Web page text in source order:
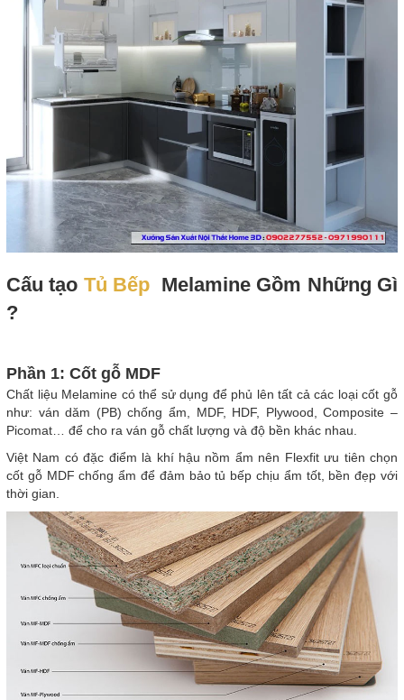
Cấu tạo Tủ Bếp Melamine Gồm Những Gì
?
Phần 1: Cốt gỗ MDF
Chất liệu Melamine có thể sử dụng để phủ lên tất cả các loại cốt gỗ
như: ván dăm (PB) chống ẩm, MDF, HDF, Plywood, Composite –
Picomat… để cho ra ván gỗ chất lượng và độ bền khác nhau.
Việt Nam có đặc điểm là khí hậu nồm ẩm nên Flexfit ưu tiên chọn
cốt gỗ MDF chống ẩm để đảm bảo tủ bếp chịu ẩm tốt, bền đẹp với
thời gian.